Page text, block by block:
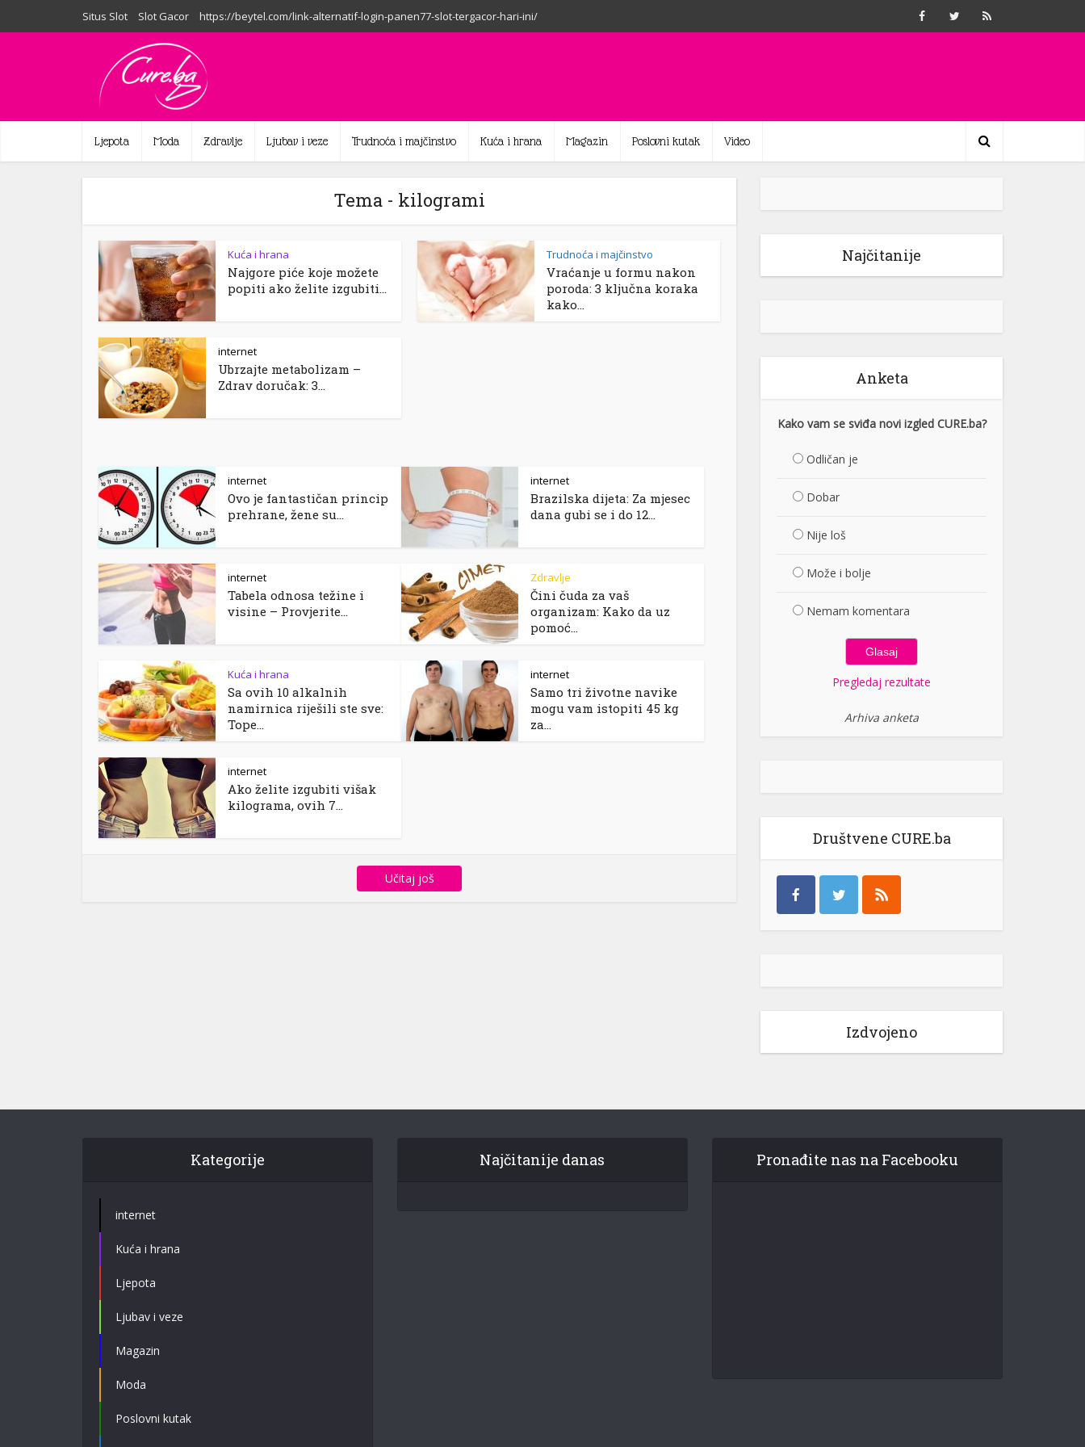
Situs Slot Slot Gacor https://beytel.com/link-alternatif-login-panen77-slot-tergacor-hari-ini/
Ljepota Moda Zdravlje Ljubav i veze Trudnoća i majčinstvo Kuća i hrana Magazin Poslovni kutak Video
Tema - kilogrami
Kuća i hrana
Najgore piće koje možete
popiti ako želite izgubiti...
Trudnoća i majčinstvo
Vraćanje u formu nakon
poroda: 3 ključna koraka
kako...
internet
Ubrzajte metabolizam –
Zdrav doručak: 3...
internet
Ovo je fantastičan princip
prehrane, žene su...
internet
Brazilska dijeta: Za mjesec
dana gubi se i do 12...
internet
Tabela odnosa težine i
visine – Provjerite...
Zdravlje
Čini čuda za vaš
organizam: Kako da uz
pomoć...
Kuća i hrana
Sa ovih 10 alkalnih
namirnica riješili ste sve:
Tope...
internet
Samo tri životne navike
mogu vam istopiti 45 kg
za...
internet
Ako želite izgubiti višak
kilograma, ovih 7...
Učitaj još
Najčitanije
Anketa
Kako vam se sviđa novi izgled CURE.ba?
Odličan je
Dobar
Nije loš
Može i bolje
Nemam komentara
Pregledaj rezultate
Arhiva anketa
Društvene CURE.ba
Izdvojeno
Kategorije
internet
Kuća i hrana
Ljepota
Ljubav i veze
Magazin
Moda
Poslovni kutak
Najčitanije danas Pronađite nas na Facebooku